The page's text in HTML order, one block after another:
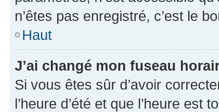
n’êtes pas enregistré, c’est le
Haut
J’ai changé mon fuseau
Si vous êtes sûr d’avoir
l’heure d’été et que l’heure est